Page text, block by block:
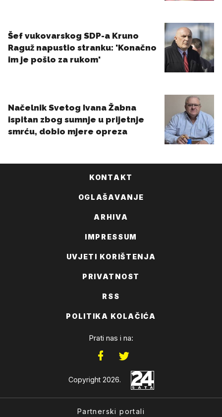
KONTAKT
OGLAŠAVANJE
ARHIVA
IMPRESSUM
UVJETI KORIŠTENJA
PRIVATNOST
RSS
POLITIKA KOLAČIĆA
Prati nas i na:
Copyright 2026.
Partnerski portali